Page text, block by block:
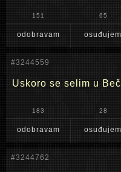
151 65
odobravam osuđujem
#3244559
Uskoro se selim u
183 28
odobravam osuđujem
#3244762